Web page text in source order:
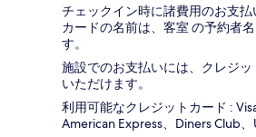
チェックイン時に諸費用のお支
カードの名前は、客室 の予約者
す。
施設でのお支払いには、クレジ
いただけます。
利用可能なクレジットカード :
American Express、Diners Club